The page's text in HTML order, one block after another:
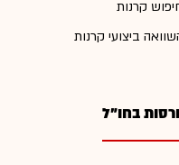
קרנות
ביצועי קרנות
בחו"ל